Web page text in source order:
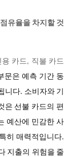
유율을 차지할 것
용 카드, 직불 카드
문은 예측 기간 동
니다. 소비자와 기
은 선불 카드의 편
예산에 민감한 사
히 매력적입니다.
지출의 위험을 줄